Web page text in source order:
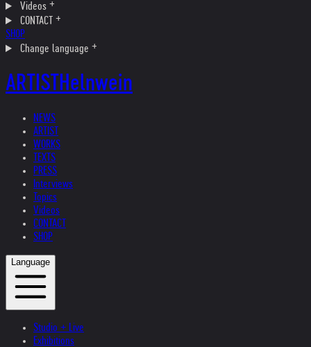
Videos
CONTACT
SHOP
Change language
ARTISTHelnwein
NEWS
ARTIST
WORKS
TEXTS
PRESS
Interviews
Topics
Videos
CONTACT
SHOP
Language
Studio + Live
Exhibitions